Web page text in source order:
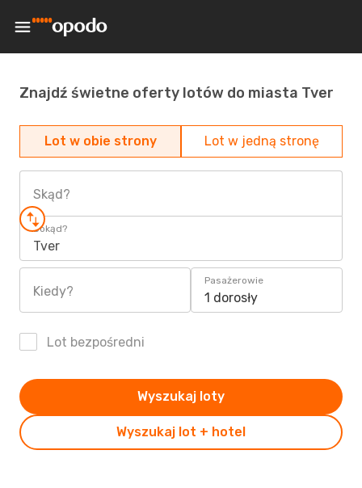
Znajdź świetne oferty lotów do miasta Tver
Lot w obie strony Lot w jedną stronę
Skąd?
Dokąd?
Tver
Kiedy?
Pasażerowie
1 dorosły
Lot bezpośredni
Wyszukaj lot + hotel
Wyszukaj loty